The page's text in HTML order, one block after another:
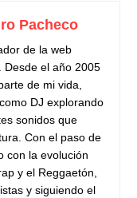
Pacheco
de la web
Desde el año 2005
de mi vida,
DJ explorando
sonidos que
Con el paso de
con la evolución
y el Reggaetón,
y siguiendo el